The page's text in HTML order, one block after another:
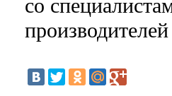
со